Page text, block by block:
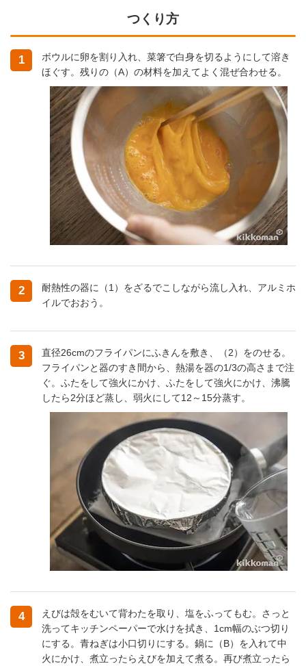
つくり方
1
ボウルに卵を割り入れ、菜箸で白身を切るようにして溶き
ほぐす。残りの（A）の材料を加えてよく混ぜ合わせる。
2
耐熱性の器に（1）をざるでこしながら流し入れ、アルミホ
イルでおおう。
3
直径26cmのフライパンにふきんを敷き、（2）をのせる。
フライパンと器のすき間から、熱湯を器の1/3の高さまで注
ぐ。ふたをして強火にかけ、ふたをして強火にかけ、沸騰
したら2分ほど蒸し、弱火にして12～15分蒸す。
4
えびは殻をむいて背わたを取り、塩をふってもむ。さっと
洗ってキッチンペーパーで水けを拭き、1cm幅のぶつ切り
にする。青ねぎは小口切りにする。鍋に（B）を入れて中
火にかけ、煮立ったらえびを加えて煮る。再び煮立ったら